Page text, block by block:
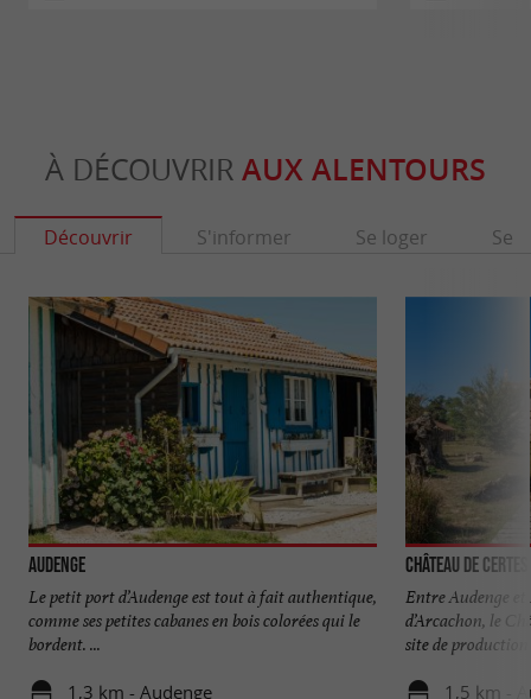
À DÉCOUVRIR AUX ALENTOURS
Découvrir S'informer Se loger Se
Audenge
Le petit port d’Audenge est tout à fait authentique,
comme ses petites cabanes en bois colorées qui le
bordent. ...
1,3 km - Audenge
Château de Certes
Entre Audenge
d’Arcachon, le
site de production
1,5 km -